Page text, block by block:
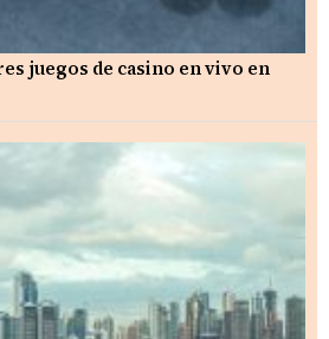
juegos de casino en vivo en